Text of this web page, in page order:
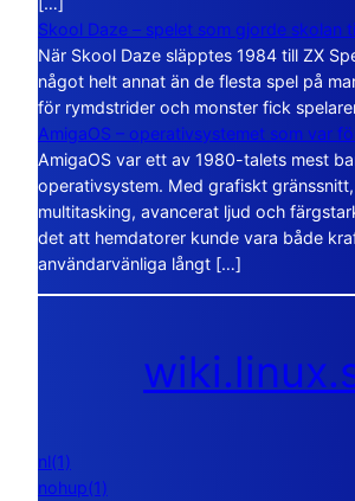
Skool Daze – spelet som gjorde skolan
När Skool Daze släpptes 1984 till ZX
något helt annat än de flesta spel på
för rymdstrider och monster fick
AmigaOS – operativsystemet som var
AmigaOS var ett av 1980-talets mest
operativsystem. Med grafiskt
multitasking, avancerat ljud och
det att hemdatorer kunde vara både
användarvänliga långt […]
nl(1)
nohup(1)